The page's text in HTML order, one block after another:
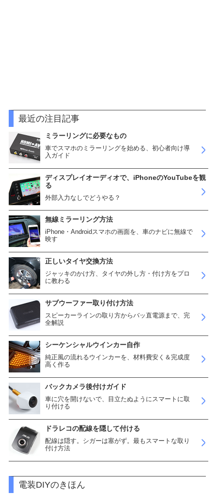
最近の注目記事
ミラーリングに必要なもの
車でスマホのミラーリングを始める、初心者向け導
入ガイド
ディスプレイオーディオで、iPhoneのYouTubeを観
る
外部入力なしでどうやる？
無線ミラーリング方法
iPhone・Androidスマホの画面を、車のナビに無線で
映す
正しいタイヤ交換方法
ジャッキのかけ方、タイヤの外し方・付け方をプロ
に教わる
サブウーファー取り付け方法
スピーカーラインの取り方からバッ直電源まで、完
全解説
シーケンシャルウインカー自作
純正風の流れるウインカーを、材料費安く＆完成度
高く作る
バックカメラ後付けガイド
車に穴を開けないで、目立たぬようにスマートに取
り付ける
ドラレコの配線を隠して付ける
配線は隠す。シガーは塞がず。最もスマートな取り
付け方法
電装DIYのきほん